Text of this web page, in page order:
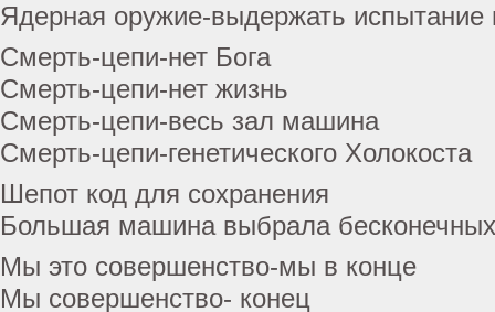
Ядерная оружие-выдержать
Смерть-цепи-нет Бога
Смерть-цепи-нет жизнь
Смерть-цепи-весь зал машина
Смерть-цепи-генетического Холокоста
Шепот код для сохранения
Большая машина выбрала
Мы это совершенство-мы в конце
Мы совершенство- конец